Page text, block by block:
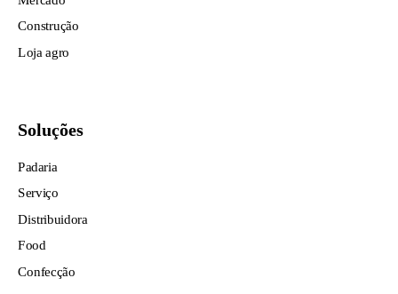
Construção
Loja agro
Soluções
Padaria
Serviço
Distribuidora
Food
Confecção